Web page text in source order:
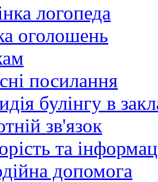
логопеда
оголошень
посилання
булінгу в
зв'язок
та
допомога